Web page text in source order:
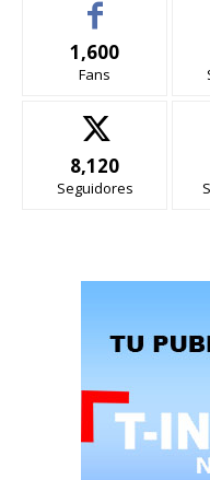
1,600
Fans
8,120
Seguidores